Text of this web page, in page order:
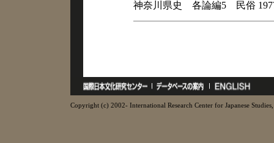
神奈川県史 各論編5 民俗
Copyright (c) 2002- International Research Center for Japanese